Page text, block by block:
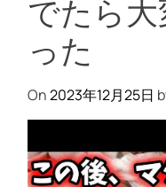
でたら
った
On2023年12月25日